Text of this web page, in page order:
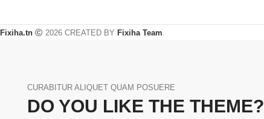
Fixiha.tn 2026 CREATED BY Fixiha Team
CURABITUR ALIQUET QUAM POSUERE
DO YOU LIKE THE THEME?